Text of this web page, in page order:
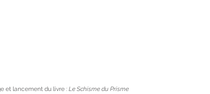
et lancement du livre : Le Schisme du Prisme